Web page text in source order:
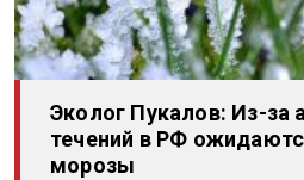
Эколог Пукалов: Из-за
течений в РФ
морозы